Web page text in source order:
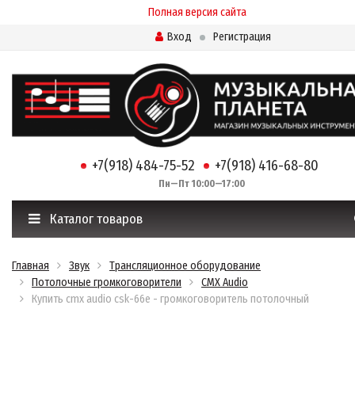
Полная версия сайта
Вход
Регистрация
+7(918) 484-75-52 +7(918) 416-68-80
Пн—Пт 10:00—17:00
Каталог товаров
Главная Звук
Трансляционное оборудование
Потолочные громкоговорители
CMX Audio
Купить cmx audio csk-66e - громкоговоритель потолочный